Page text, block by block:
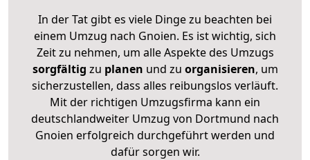
In der Tat gibt es viele Dinge zu beachten bei
einem Umzug nach Gnoien. Es ist wichtig, sich
Zeit zu nehmen, um alle Aspekte des Umzugs
sorgfältig zu planen und zu organisieren, um
sicherzustellen, dass alles reibungslos verläuft.
Mit der richtigen Umzugsfirma kann ein
deutschlandweiter Umzug von Dortmund nach
Gnoien erfolgreich durchgeführt werden und
dafür sorgen wir.